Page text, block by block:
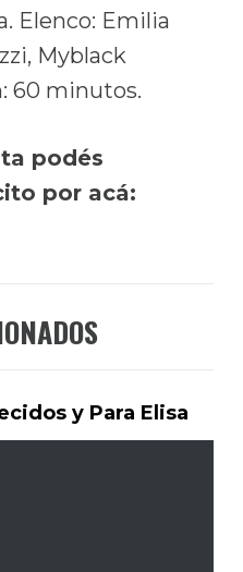
Elenco: Emilia
Myblack
60 minutos.
podés
por acá:
y Para Elisa